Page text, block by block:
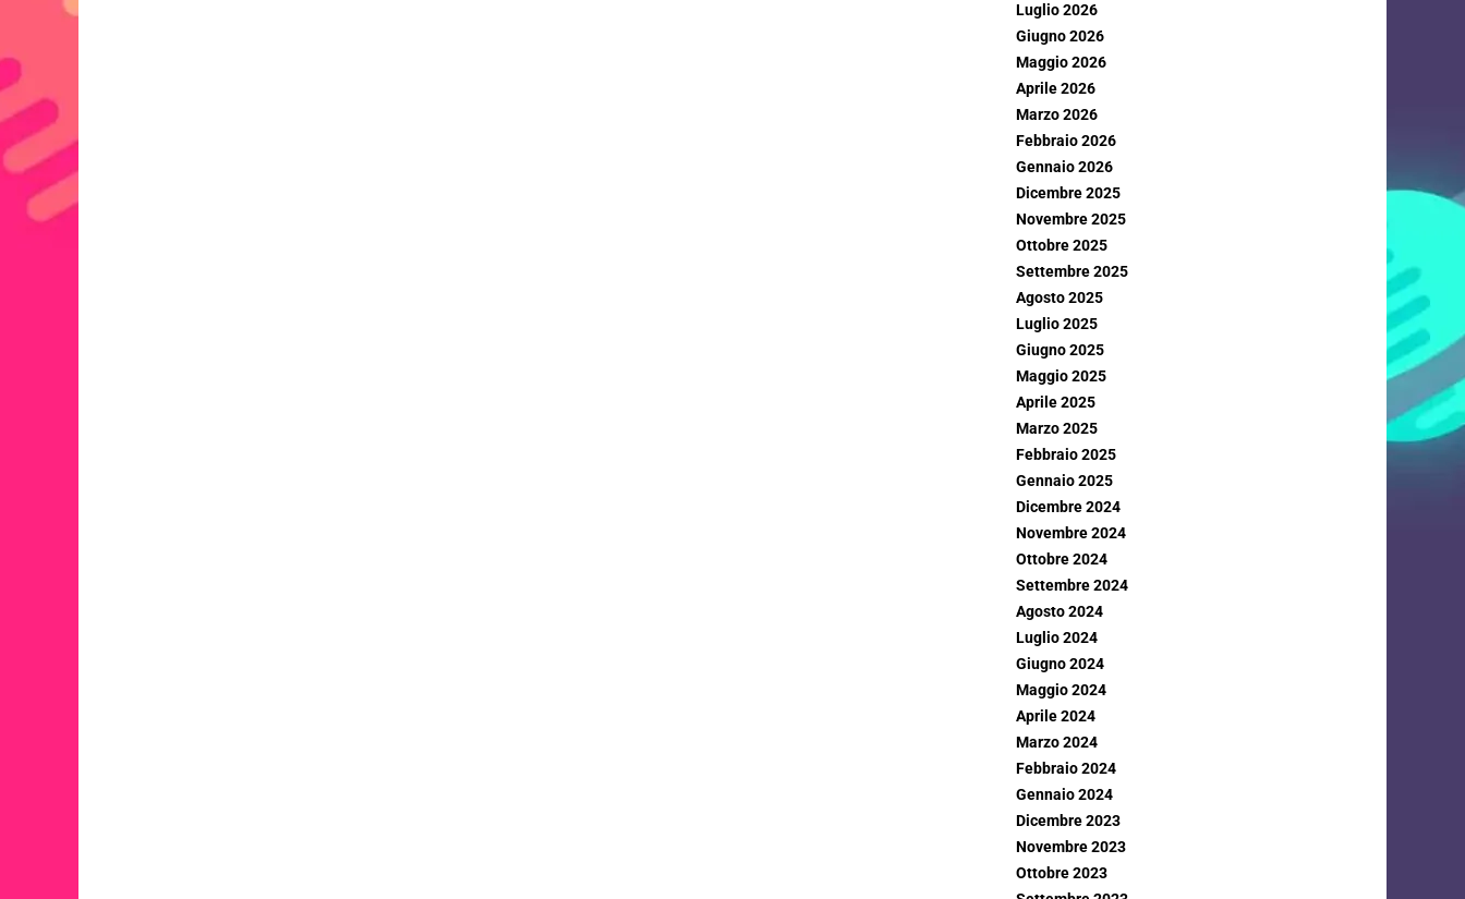
Luglio 2026
Giugno 2026
Maggio 2026
Aprile 2026
Marzo 2026
Febbraio 2026
Gennaio 2026
Dicembre 2025
Novembre 2025
Ottobre 2025
Settembre 2025
Agosto 2025
Luglio 2025
Giugno 2025
Maggio 2025
Aprile 2025
Marzo 2025
Febbraio 2025
Gennaio 2025
Dicembre 2024
Novembre 2024
Ottobre 2024
Settembre 2024
Agosto 2024
Luglio 2024
Giugno 2024
Maggio 2024
Aprile 2024
Marzo 2024
Febbraio 2024
Gennaio 2024
Dicembre 2023
Novembre 2023
Ottobre 2023